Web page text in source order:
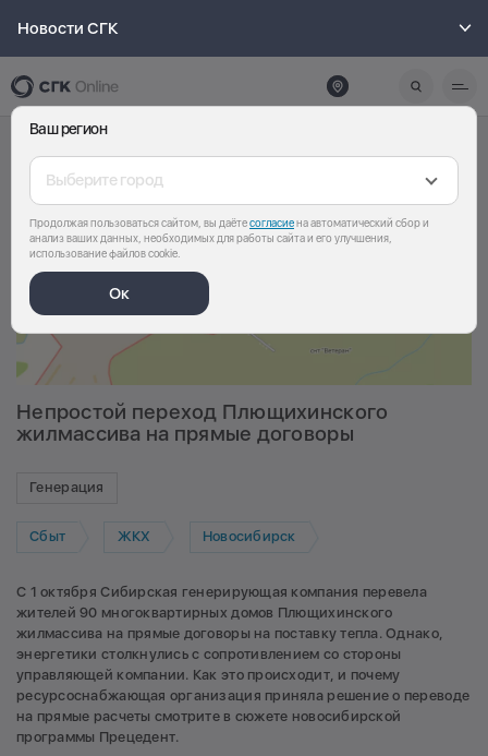
Новости СГК
Ваш регион
Выберите город
Продолжая пользоваться сайтом, вы даётесогласиена автоматический сбор и
анализ ваших данных, необходимых для работы сайта и его улучшения,
использование файлов cookie.
Ок
Непростой переход Плющихинского
жилмассива на прямые договоры
Генерация
Сбыт ЖКХ Новосибирск
С 1 октября Сибирская генерирующая компания перевела
жителей 90 многоквартирных домов Плющихинского
жилмассива на прямые договоры на поставку тепла. Однако,
энергетики столкнулись с сопротивлением со стороны
управляющей компании. Как это происходит, и почему
ресурсоснабжающая организация приняла решение о переводе
на прямые расчеты смотрите в сюжете новосибирской
программы Прецедент.